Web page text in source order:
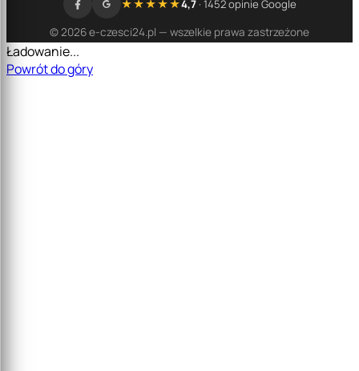
© 2026 e-czesci24.pl — wszelkie prawa zastrzeżone
★★★★★4,7· 1452 opinie Google
Ładowanie...
Powrót do góry